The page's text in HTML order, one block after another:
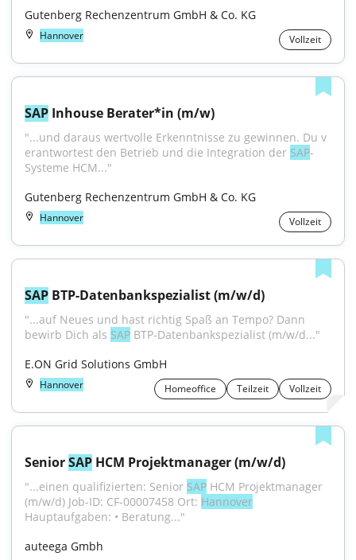
Gutenberg Rechenzentrum GmbH & Co. KG
Hannover Vollzeit
SAP Inhouse Berater*in (m/w)
"...und daraus wertvolle Erkenntnisse zu gewinnen. Du v
erantwortest den Betrieb und die Integration der SAP-
Systeme HCM..."
Gutenberg Rechenzentrum GmbH & Co. KG
Hannover Vollzeit
SAP BTP-Datenbankspezialist (m/w/d)
"...auf Neues und hast richtig Spaß an Tempo? Dann
bewirb Dich als SAP BTP-Datenbankspezialist (m/w/d..."
E.ON Grid Solutions GmbH
Hannover Homeoffice Teilzeit Vollzeit
Senior SAP HCM Projektmanager (m/w/d)
"...einen qualifizierten: Senior SAP HCM Projektmanager
(m/w/d) Job-ID: CF-00007458 Ort: Hannover
Hauptaufgaben: • Beratung..."
auteega Gmbh